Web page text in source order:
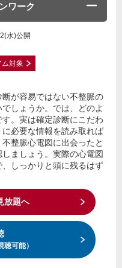
ワーク
水)公開
対象
が容易ではない不整脈の
しょうか。では、どのよ
。実は確定診断にこだわ
必要な情報を読み取れば
整脈心電図に出会ったと
ましょう。実際の心電図
しっかりと頭に残るはず
放題へ
聴可能）